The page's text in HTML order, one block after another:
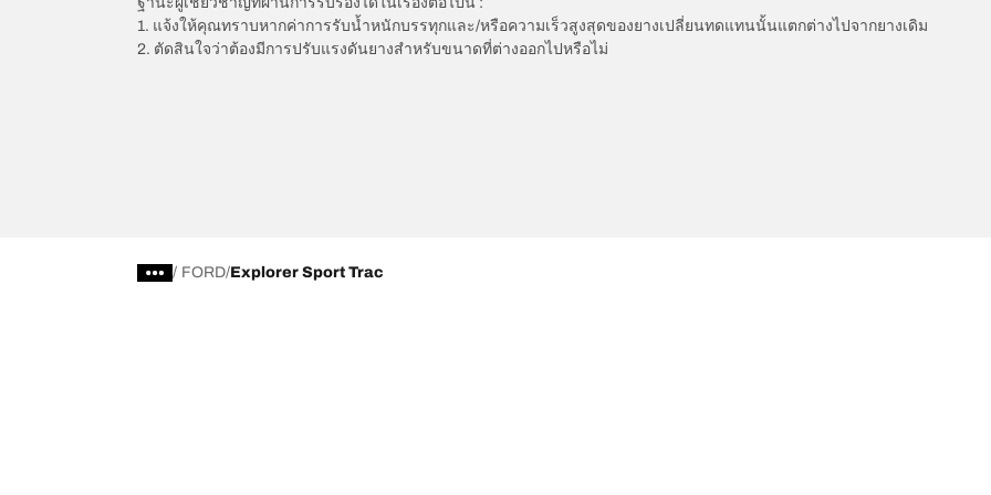
1. แจ้งให้คุณทราบหากค่าการรับน้ำหนักบรรทุกและ/หรือความเร็วสูงสุดของยางเปลี่ยนทดแทนนั้นแตกต่างไปจากยางเดิม
2. ตัดสินใจว่าต้องมีการปรับแรงดันยางสำหรับขนาดที่ต่างออกไปหรือไม่
/ FORD Explorer Sport Trac